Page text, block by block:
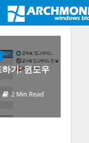
기: 윈도우
2 Min Read